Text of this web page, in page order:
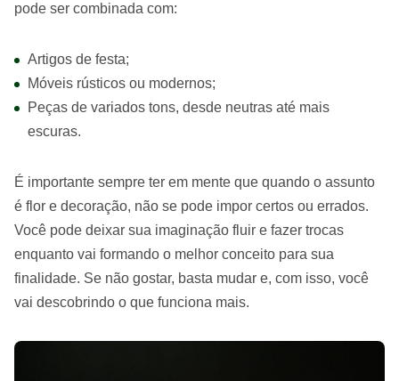
pode ser combinada com:
Artigos de festa;
Móveis rústicos ou modernos;
Peças de variados tons, desde neutras até mais
escuras.
É importante sempre ter em mente que quando o assunto
é flor e decoração, não se pode impor certos ou errados.
Você pode deixar sua imaginação fluir e fazer trocas
enquanto vai formando o melhor conceito para sua
finalidade. Se não gostar, basta mudar e, com isso, você
vai descobrindo o que funciona mais.